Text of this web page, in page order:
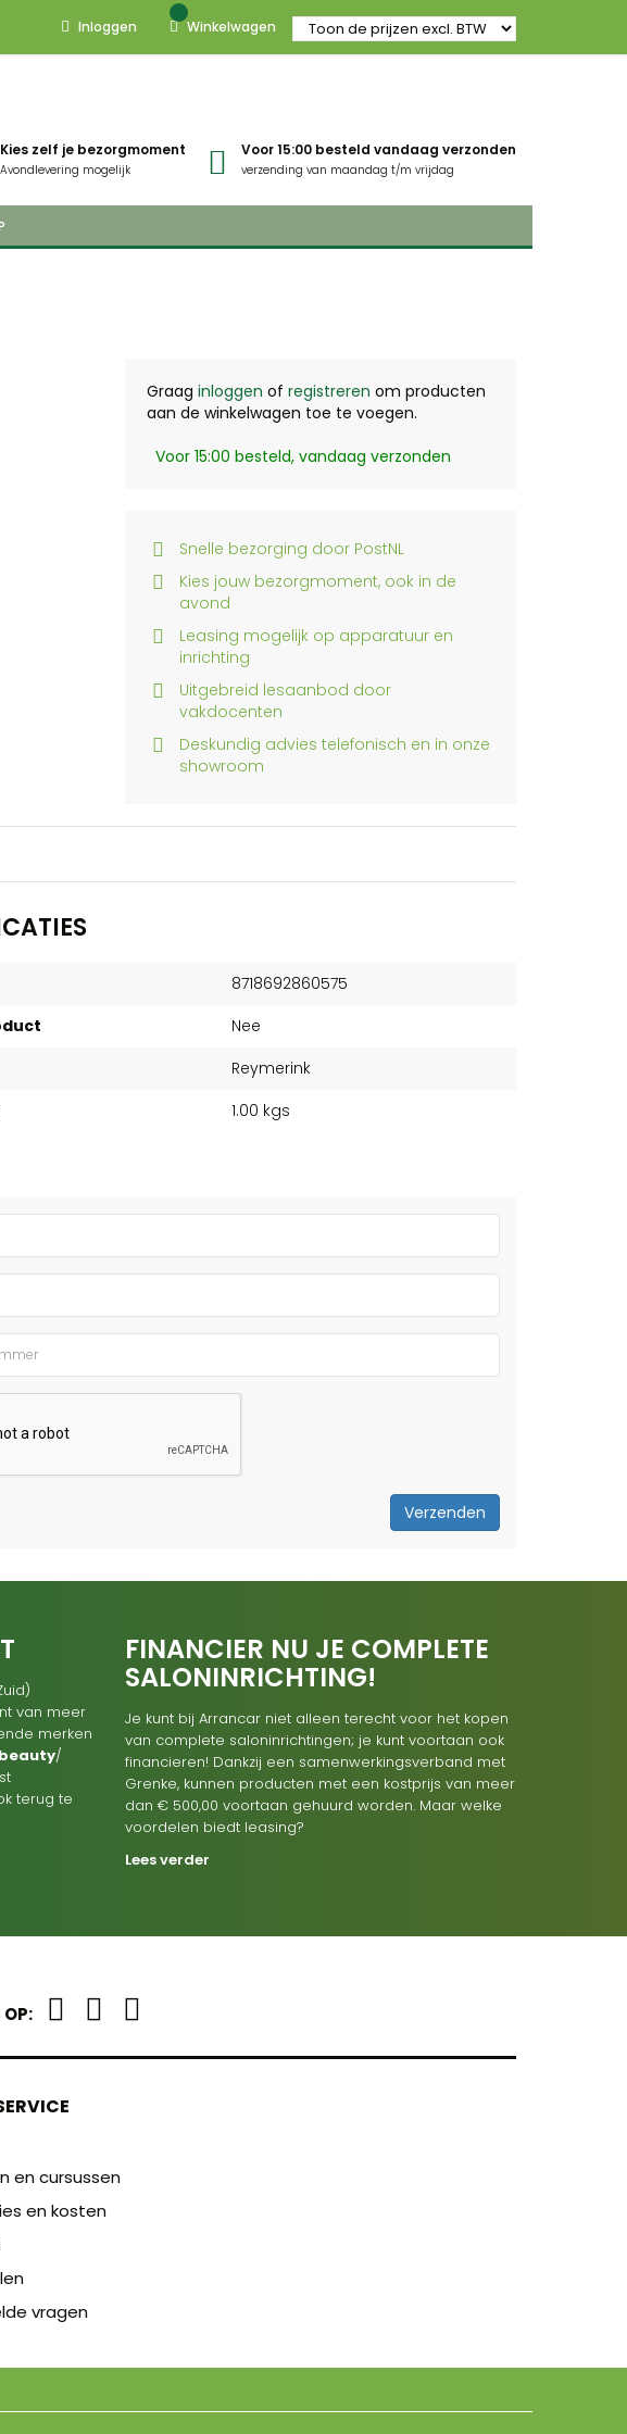
Inloggen Winkelwagen
Kies zelf je bezorgmoment
Avondlevering mogelijk
Voor 15:00 besteld vandaag verzonden
verzending van maandag t/m vrijdag
Graag inloggen of registreren om producten
aan de winkelwagen toe te voegen.
Voor 15:00 besteld, vandaag verzonden
Snelle bezorging door PostNL
Kies jouw bezorgmoment, ook in de
avond
Leasing mogelijk op apparatuur en
inrichting
Uitgebreid lesaanbod door
vakdocenten
Deskundig advies telefonisch en in onze
showroom
8718692860575
Nee
Reymerink
1.00 kgs
Verzenden
van meer
merken
beauty/
terug te
FINANCIER NU JE COMPLETE
SALONINRICHTING!
Je kunt bij Arrancar niet alleen terecht voor het kopen
van complete saloninrichtingen; je kunt voortaan ook
financieren! Dankzij een samenwerkingsverband met
Grenke, kunnen producten met een kostprijs van meer
dan € 500,00 voortaan gehuurd worden. Maar welke
voordelen biedt leasing?
Lees verder
en cursussen
en kosten
vragen